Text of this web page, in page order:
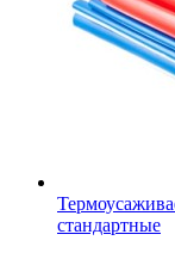
стандартные